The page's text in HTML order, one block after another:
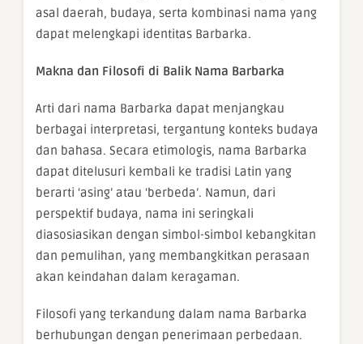
asal daerah, budaya, serta kombinasi nama yang
dapat melengkapi identitas Barbarka.
Makna dan Filosofi di Balik Nama Barbarka
Arti dari nama Barbarka dapat menjangkau
berbagai interpretasi, tergantung konteks budaya
dan bahasa. Secara etimologis, nama Barbarka
dapat ditelusuri kembali ke tradisi Latin yang
berarti ‘asing’ atau ‘berbeda’. Namun, dari
perspektif budaya, nama ini seringkali
diasosiasikan dengan simbol-simbol kebangkitan
dan pemulihan, yang membangkitkan perasaan
akan keindahan dalam keragaman.
Filosofi yang terkandung dalam nama Barbarka
berhubungan dengan penerimaan perbedaan.